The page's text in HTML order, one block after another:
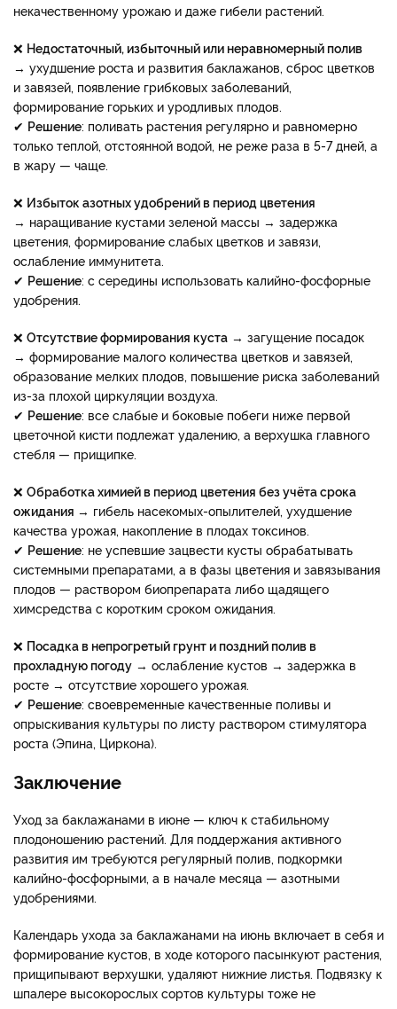
некачественному урожаю и даже гибели растений.
❌ Недостаточный, избыточный или неравномерный полив
→ ухудшение роста и развития баклажанов, сброс цветков
и завязей, появление грибковых заболеваний,
формирование горьких и уродливых плодов.
✔ Решение: поливать растения регулярно и равномерно
только теплой, отстоянной водой, не реже раза в 5-7 дней, а
в жару — чаще.
❌ Избыток азотных удобрений в период цветения
→ наращивание кустами зеленой массы → задержка
цветения, формирование слабых цветков и завязи,
ослабление иммунитета.
✔ Решение: с середины использовать калийно-фосфорные
удобрения.
❌ Отсутствие формирования куста → загущение посадок
→ формирование малого количества цветков и завязей,
образование мелких плодов, повышение риска заболеваний
из-за плохой циркуляции воздуха.
✔ Решение: все слабые и боковые побеги ниже первой
цветочной кисти подлежат удалению, а верхушка главного
стебля — прищипке.
❌ Обработка химией в период цветения без учёта срока
ожидания → гибель насекомых-опылителей, ухудшение
качества урожая, накопление в плодах токсинов.
✔​​​​​​​ Решение: не успевшие зацвести кусты обрабатывать
системными препаратами, а в фазы цветения и завязывания
плодов — раствором биопрепарата либо щадящего
химсредства с коротким сроком ожидания.
❌​​​​​​​ Посадка в непрогретый грунт и поздний полив в
прохладную погоду → ослабление кустов → задержка в
росте → отсутствие хорошего урожая.
✔​​​​​​​ Решение: своевременные качественные поливы и
опрыскивания культуры по листу раствором стимулятора
роста (Эпина, Циркона).
Заключение
Уход за баклажанами в июне — ключ к стабильному
плодоношению растений. Для поддержания активного
развития им требуются регулярный полив, подкормки
калийно-фосфорными, а в начале месяца — азотными
удобрениями.
Календарь ухода за баклажанами на июнь включает в себя и
формирование кустов, в ходе которого пасынкуют растения,
прищипывают верхушки, удаляют нижние листья. Подвязку к
шпалере высокорослых сортов культуры тоже не